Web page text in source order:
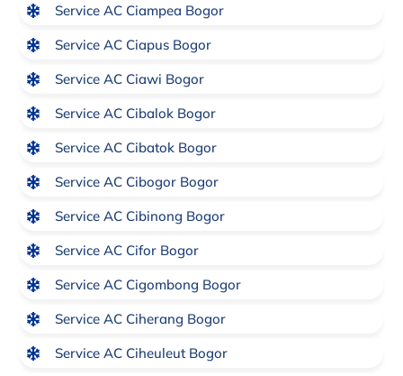
Service AC Ciampea Bogor
Service AC Ciapus Bogor
Service AC Ciawi Bogor
Service AC Cibalok Bogor
Service AC Cibatok Bogor
Service AC Cibogor Bogor
Service AC Cibinong Bogor
Service AC Cifor Bogor
Service AC Cigombong Bogor
Service AC Ciherang Bogor
Service AC Ciheuleut Bogor